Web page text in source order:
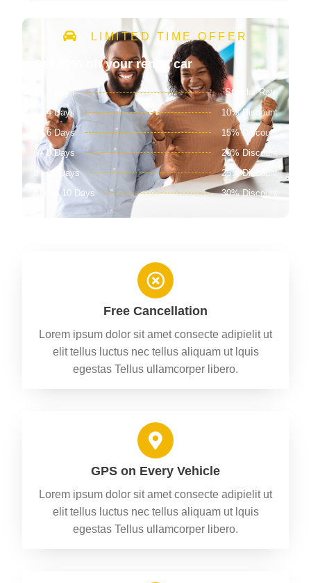
LIMITED TIME OFFER
Get 30% off your rental car
1 - 2 Days
Standar Rate
2 - 4 Days
10% Discount
4 - 6 Days
15% Discount
6 - 8 Days
20% Discount
8 - 10 Days
25% Discount
Above 10 Days
30% Discount
Free Cancellation
Lorem ipsum dolor sit amet consecte adipielit ut
elit tellus luctus nec tellus aliquam ut lquis
egestas Tellus ullamcorper libero.
GPS on Every Vehicle
Lorem ipsum dolor sit amet consecte adipielit ut
elit tellus luctus nec tellus aliquam ut lquis
egestas Tellus ullamcorper libero.